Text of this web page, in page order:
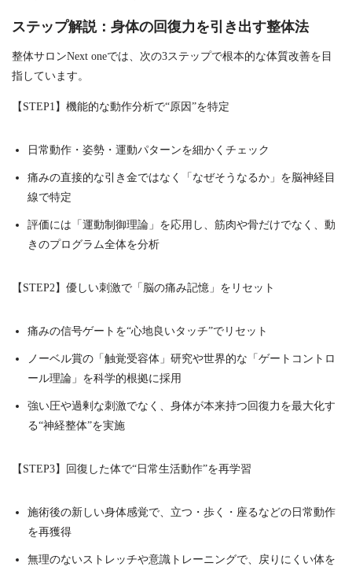
ステップ解説：身体の回復力を引き出す整体法
整体サロンNext oneでは、次の3ステップで根本的な体質改善を目
指しています。
【STEP1】機能的な動作分析で“原因”を特定
日常動作・姿勢・運動パターンを細かくチェック
痛みの直接的な引き金ではなく「なぜそうなるか」を脳神経目
線で特定
評価には「運動制御理論」を応用し、筋肉や骨だけでなく、動
きのプログラム全体を分析
【STEP2】優しい刺激で「脳の痛み記憶」をリセット
痛みの信号ゲートを“心地良いタッチ”でリセット
ノーベル賞の「触覚受容体」研究や世界的な「ゲートコントロ
ール理論」を科学的根拠に採用
強い圧や過剰な刺激でなく、身体が本来持つ回復力を最大化す
る“神経整体”を実施
【STEP3】回復した体で“日常生活動作”を再学習
施術後の新しい身体感覚で、立つ・歩く・座るなどの日常動作
を再獲得
無理のないストレッチや意識トレーニングで、戻りにくい体を